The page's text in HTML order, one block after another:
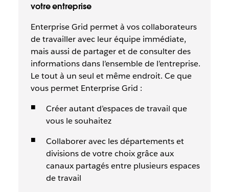
votre entreprise
Enterprise Grid permet à vos collaborateurs
de travailler avec leur équipe immédiate,
mais aussi de partager et de consulter des
informations dans l’ensemble de l’entreprise.
Le tout à un seul et même endroit. Ce que
vous permet Enterprise Grid :
Créer autant d’espaces de travail que
vous le souhaitez
Collaborer avec les départements et
divisions de votre choix grâce aux
canaux partagés entre plusieurs espaces
de travail